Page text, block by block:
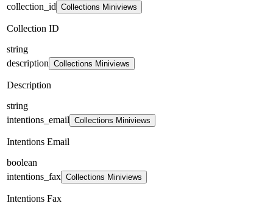
collection_id Collections Miniviews
Collection ID
string
description Collections Miniviews
Description
string
intentions_email Collections Miniviews
Intentions Email
boolean
intentions_fax Collections Miniviews
Intentions Fax